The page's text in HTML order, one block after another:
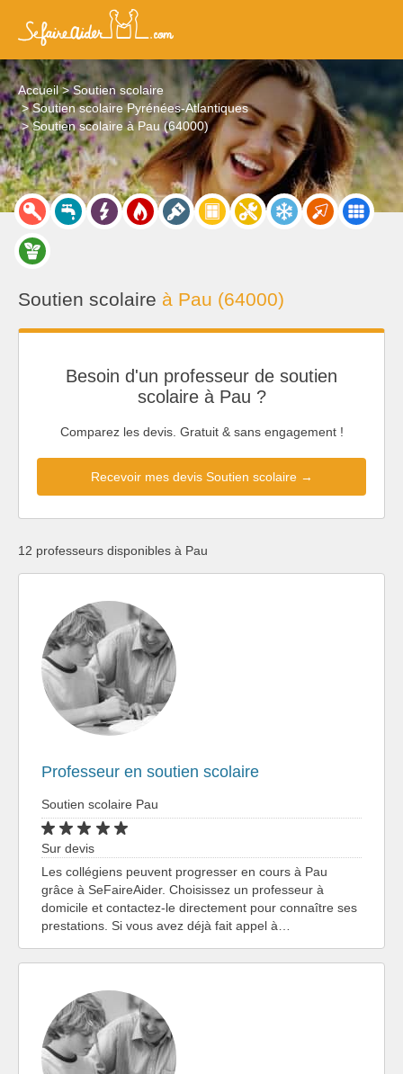
Accueil
Soutien scolaire
Soutien scolaire Pyrénées-Atlantiques
Soutien scolaire à Pau (64000)
Soutien scolaire à Pau (64000)
Besoin d'un professeur de soutien
scolaire à Pau ?
Comparez les devis. Gratuit & sans engagement !
Recevoir mes devis Soutien scolaire →
12 professeurs disponibles à Pau
Professeur en soutien scolaire
Soutien scolaire Pau
Sur devis
Les collégiens peuvent progresser en cours à Pau
grâce à SeFaireAider. Choisissez un professeur à
domicile et contactez-le directement pour connaître ses
prestations. Si vous avez déjà fait appel à…